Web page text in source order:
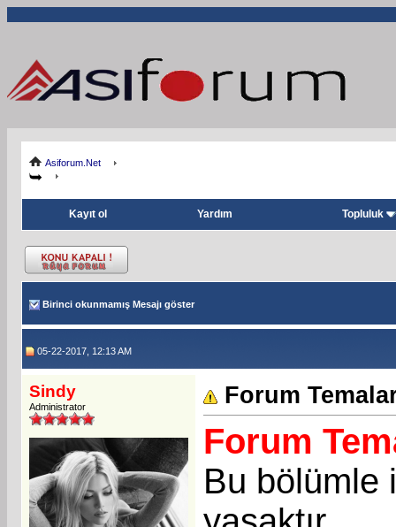
Asiforum.Net
Kayıt ol Yardım Topluluk
Birinci okunmamış Mesajı göster
05-22-2017, 12:13 AM
Sindy
Administrator Forum
Forum
Bu bölümle